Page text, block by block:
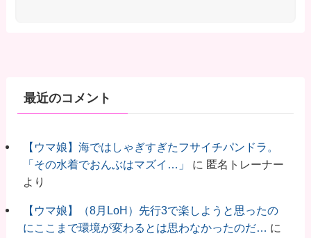
最近のコメント
【ウマ娘】海ではしゃぎすぎたフサイチパンドラ。
「その水着でおんぶはマズイ…」
に 匿名トレーナー
より
【ウマ娘】（8月LoH）先行3で楽しようと思ったの
にここまで環境が変わるとは思わなかったのだ… に